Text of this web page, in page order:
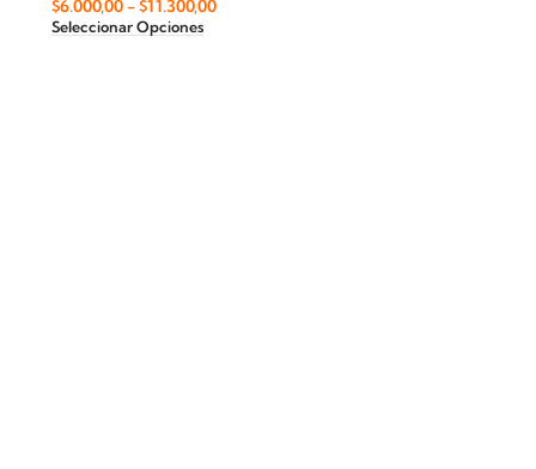
$6.000,00-$11.300,00
Seleccionar Opciones